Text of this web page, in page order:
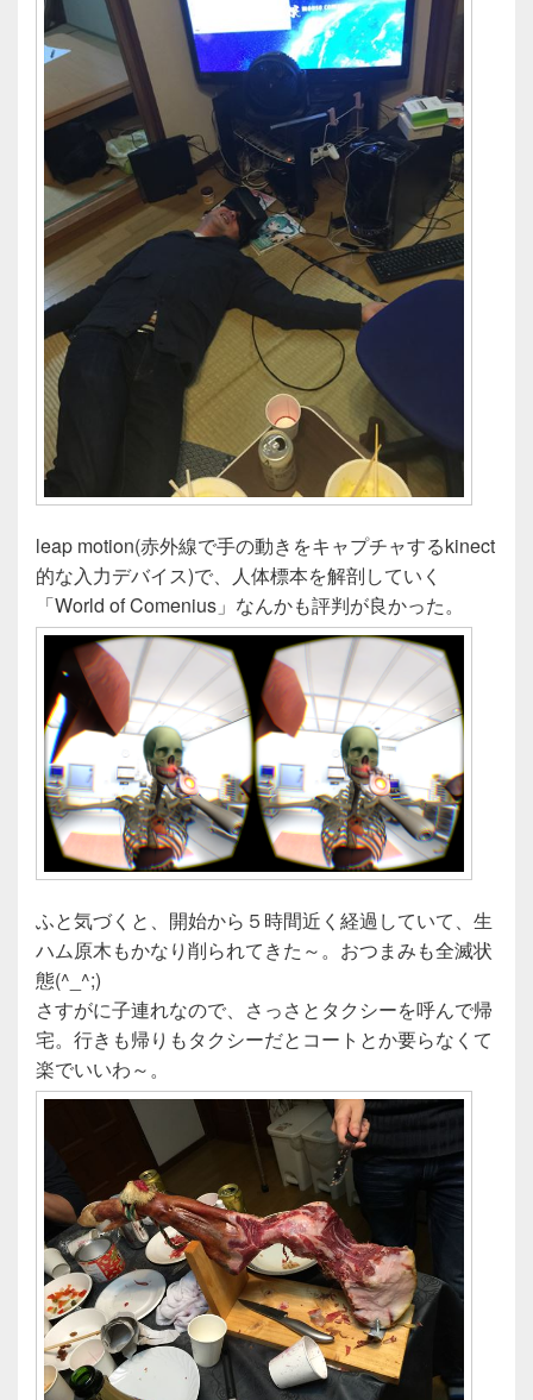
leap motion(赤外線で手の動きをキャプチャするkinect
的な入力デバイス)で、人体標本を解剖していく
「World of Comenius」なんかも評判が良かった。
ふと気づくと、開始から５時間近く経過していて、生
ハム原木もかなり削られてきた～。おつまみも全滅状
態(^_^;)
さすがに子連れなので、さっさとタクシーを呼んで帰
宅。行きも帰りもタクシーだとコートとか要らなくて
楽でいいわ～。